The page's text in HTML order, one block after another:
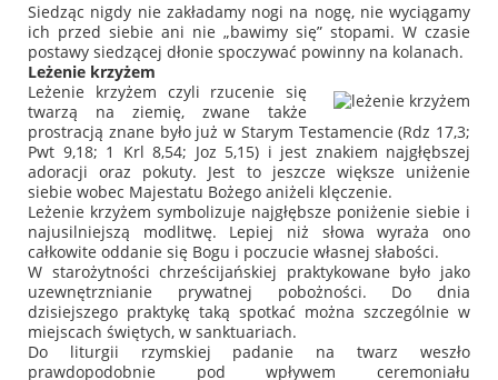
Siedząc nigdy nie zakładamy nogi na nogę, nie wyciągamy
ich przed siebie ani nie „bawimy się” stopami. W czasie
postawy siedzącej dłonie spoczywać powinny na kolanach.
Leżenie krzyżem
Leżenie krzyżem czyli rzucenie się
twarzą na ziemię, zwane także
prostracją znane było już w Starym Testamencie (Rdz 17,3;
Pwt 9,18; 1 Krl 8,54; Joz 5,15) i jest znakiem najgłębszej
adoracji oraz pokuty. Jest to jeszcze większe uniżenie
siebie wobec Majestatu Bożego aniżeli klęczenie.
Leżenie krzyżem symbolizuje najgłębsze poniżenie siebie i
najusilniejszą modlitwę. Lepiej niż słowa wyraża ono
całkowite oddanie się Bogu i poczucie własnej słabości.
W starożytności chrześcijańskiej praktykowane było jako
uzewnętrznianie prywatnej pobożności. Do dnia
dzisiejszego praktykę taką spotkać można szczególnie w
miejscach świętych, w sanktuariach.
Do liturgii rzymskiej padanie na twarz weszło
prawdopodobnie pod wpływem ceremoniału